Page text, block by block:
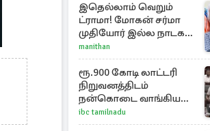
இதெல்லாம் வெறும்
ட்ராமா! மோகன் சர்மா
முதியோர் இல்ல நாடகம்
குறித்து குட்டி பத்மினி
பரபரப்பு பேட்டி
manithan
ரூ.900 கோடி லாட்டரி
நிறுவனத்திடம்
நன்கொடை வாங்கியது
ஏன்? உதயநிதி - ஆதவ்
விவாதம்
ibc tamilnadu